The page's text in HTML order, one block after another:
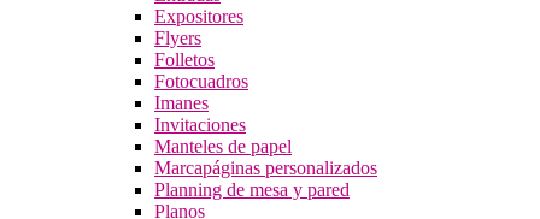
Expositores
Flyers
Folletos
Fotocuadros
Imanes
Invitaciones
Manteles de papel
Marcapáginas personalizados
Planning de mesa y pared
Planos